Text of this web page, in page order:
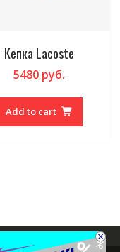
Кепка Lacoste
5480руб.
Add to cart
×